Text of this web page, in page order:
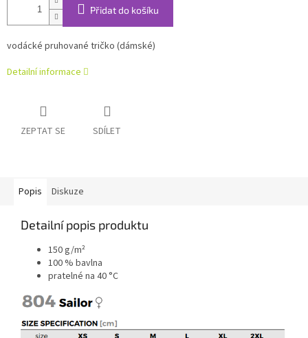
Přidat do košíku
vodácké pruhované tričko (dámské)
Detailní informace
ZEPTAT SE SDÍLET
Popis Diskuze
Detailní popis produktu
150 g/m²
100 % bavlna
pratelné na 40 °C